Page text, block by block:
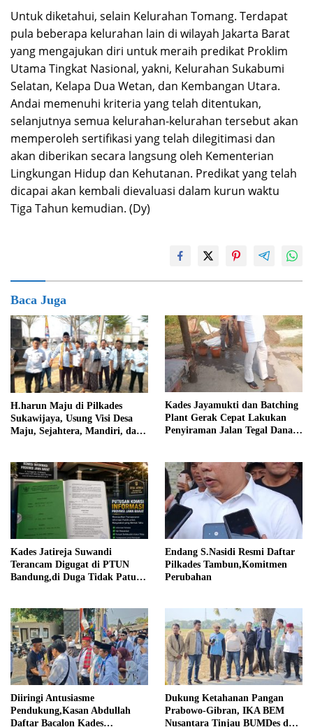
Untuk diketahui, selain Kelurahan Tomang. Terdapat
pula beberapa kelurahan lain di wilayah Jakarta Barat
yang mengajukan diri untuk meraih predikat Proklim
Utama Tingkat Nasional, yakni, Kelurahan Sukabumi
Selatan, Kelapa Dua Wetan, dan Kembangan Utara.
Andai memenuhi kriteria yang telah ditentukan,
selanjutnya semua kelurahan-kelurahan tersebut akan
memperoleh sertifikasi yang telah dilegitimasi dan
akan diberikan secara langsung oleh Kementerian
Lingkungan Hidup dan Kehutanan. Predikat yang telah
dicapai akan kembali dievaluasi dalam kurun waktu
Tiga Tahun kemudian. (Dy)
Baca Juga
H.harun Maju di Pilkades
Sukawijaya, Usung Visi Desa
Maju, Sejahtera, Mandiri, dan
Kades Jayamukti dan Batching
Plant Gerak Cepat Lakukan
Penyiraman Jalan Tegal Danas
Kades Jatireja Suwandi
Terancam Digugat di PTUN
Bandung,di Duga Tidak Patuhi
Endang S.Nasidi Resmi Daftar
Pilkades Tambun,Komitmen
Perubahan
Diiringi Antusiasme
Pendukung,Kasan Abdullah
Daftar Bacalon Kades
Dukung Ketahanan Pangan
Prabowo-Gibran, IKA BEM
Nusantara Tinjau BUMDes dan